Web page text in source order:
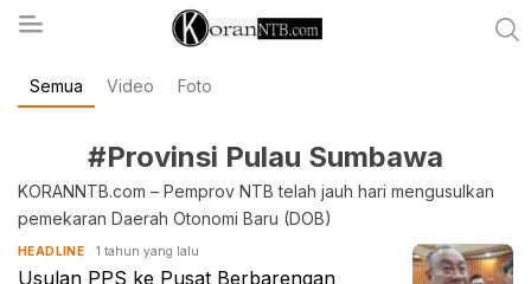
koranntb.com
Semua Video Foto
#Provinsi Pulau Sumbawa
KORANNTB.com – Pemprov NTB telah jauh hari mengusulkan
pemekaran Daerah Otonomi Baru (DOB)
HEADLINE 1 tahun yang lalu
Usulan PPS ke Pusat Berbarengan